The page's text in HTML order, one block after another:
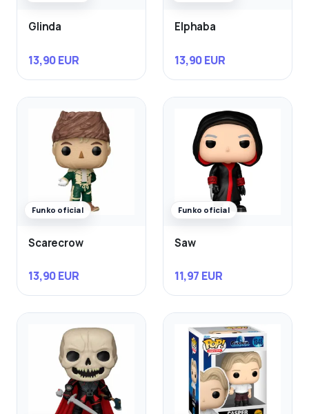
Glinda
13,90 EUR
Elphaba
13,90 EUR
Funko oficial
Scarecrow
13,90 EUR
Funko oficial
Saw
11,97 EUR